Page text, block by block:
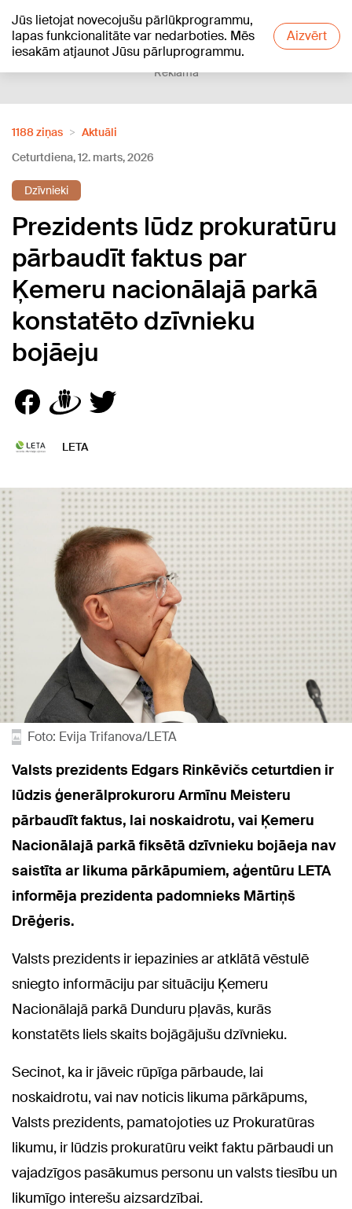
Jūs lietojat novecojušu pārlūkprogrammu,
lapas funkcionalitāte var nedarboties. Mēs
iesakām atjaunot Jūsu pārluprogrammu.
Aizvērt
+24°C
Reklāma
1188 ziņas
Aktuāli
Ceturtdiena, 12. marts, 2026
Dzīvnieki
Prezidents lūdz prokuratūru
pārbaudīt faktus par
Ķemeru nacionālajā parkā
konstatēto dzīvnieku
bojāeju
LETA
Foto: Evija Trifanova/LETA
Valsts prezidents Edgars Rinkēvičs ceturtdien ir
lūdzis ģenerālprokuroru Armīnu Meisteru
pārbaudīt faktus, lai noskaidrotu, vai Ķemeru
Nacionālajā parkā fiksētā dzīvnieku bojāeja nav
saistīta ar likuma pārkāpumiem, aģentūru LETA
informēja prezidenta padomnieks Mārtiņš
Drēģeris.
Valsts prezidents ir iepazinies ar atklātā vēstulē
sniegto informāciju par situāciju Ķemeru
Nacionālajā parkā Dunduru pļavās, kurās
konstatēts liels skaits bojāgājušu dzīvnieku.
Secinot, ka ir jāveic rūpīga pārbaude, lai
noskaidrotu, vai nav noticis likuma pārkāpums,
Valsts prezidents, pamatojoties uz Prokuratūras
likumu, ir lūdzis prokuratūru veikt faktu pārbaudi un
vajadzīgos pasākumus personu un valsts tiesību un
likumīgo interešu aizsardzībai.